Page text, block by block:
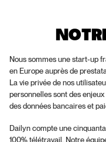
Nous sommes une start-up
en Europe auprès de
La vie privée de nos
personnelles sont des
des données bancaires et
Dailyn compte une
100% télétravail. Notre